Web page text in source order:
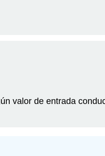
valor de entrada